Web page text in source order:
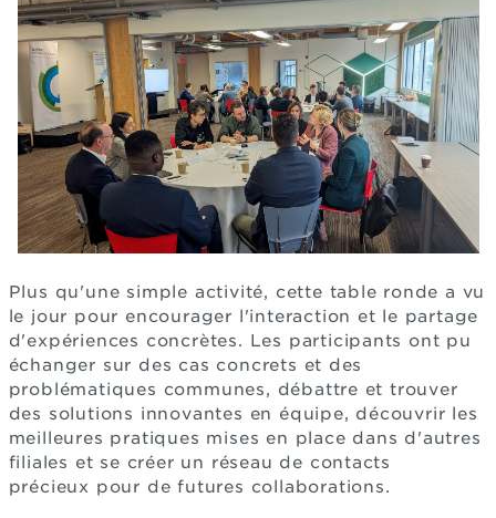
Plus qu'une simple activité, cette table ronde a vu
le jour pour encourager l'interaction et le partage
d'expériences concrètes. Les participants ont pu
échanger sur des cas concrets et des
problématiques communes, débattre et trouver
des solutions innovantes en équipe, découvrir les
meilleures pratiques mises en place dans d'autres
filiales et se créer un réseau de contacts
précieux pour de futures collaborations.